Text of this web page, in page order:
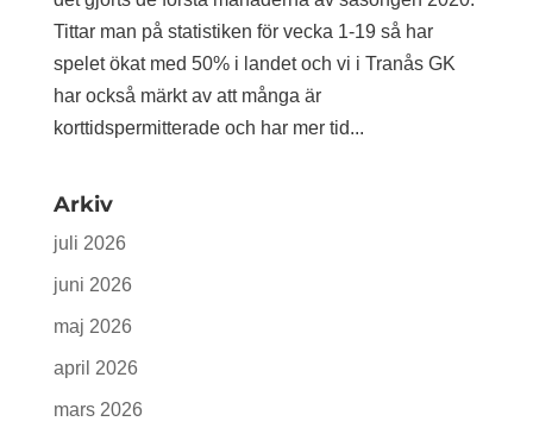
Tittar man på statistiken för vecka 1-19 så har
spelet ökat med 50% i landet och vi i Tranås GK
har också märkt av att många är
korttidspermitterade och har mer tid...
Arkiv
juli 2026
juni 2026
maj 2026
april 2026
mars 2026